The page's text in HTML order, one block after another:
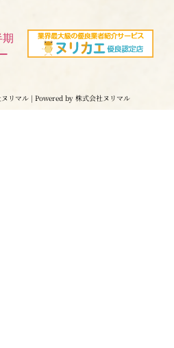
リマル | Powered by 株式会社ヌリマル